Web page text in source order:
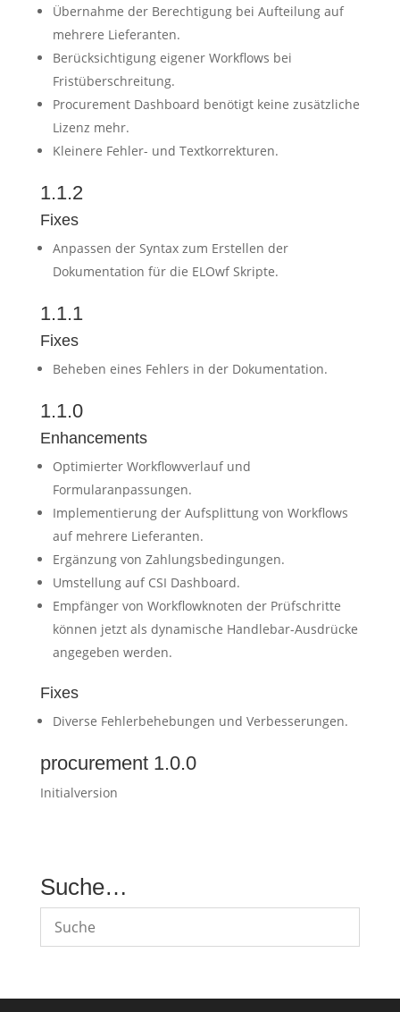
Übernahme der Berechtigung bei Aufteilung auf
mehrere Lieferanten.
Berücksichtigung eigener Workflows bei
Fristüberschreitung.
Procurement Dashboard benötigt keine zusätzliche
Lizenz mehr.
Kleinere Fehler- und Textkorrekturen.
1.1.2
Fixes
Anpassen der Syntax zum Erstellen der
Dokumentation für die ELOwf Skripte.
1.1.1
Fixes
Beheben eines Fehlers in der Dokumentation.
1.1.0
Enhancements
Optimierter Workflowverlauf und
Formularanpassungen.
Implementierung der Aufsplittung von Workflows
auf mehrere Lieferanten.
Ergänzung von Zahlungsbedingungen.
Umstellung auf CSI Dashboard.
Empfänger von Workflowknoten der Prüfschritte
können jetzt als dynamische Handlebar-Ausdrücke
angegeben werden.
Fixes
Diverse Fehlerbehebungen und Verbesserungen.
procurement 1.0.0
Initialversion
Suche…